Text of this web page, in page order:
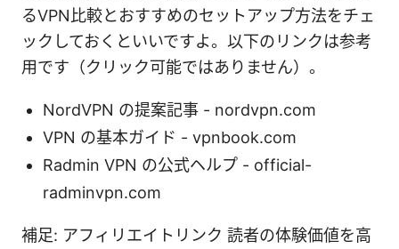
るVPN比較とおすすめのセットアップ方法をチェ
ックしておくといいですよ。以下のリンクは参考
用です（クリック可能ではありません）。
NordVPN の提案記事 - nordvpn.com
VPN の基本ガイド - vpnbook.com
Radmin VPN の公式ヘルプ - official-
radminvpn.com
補足: アフィリエイトリンク 読者の体験価値を高